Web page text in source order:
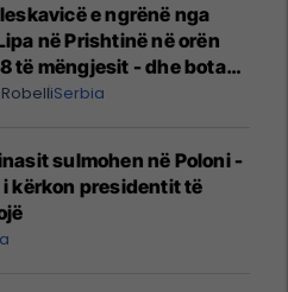
e ngrënë nga
në Prishtinë në orën
të mëngjesit - dhe bota
serbe shpall gjendjen e
Serbia
sulmohen në Poloni -
i kërkon presidentit të